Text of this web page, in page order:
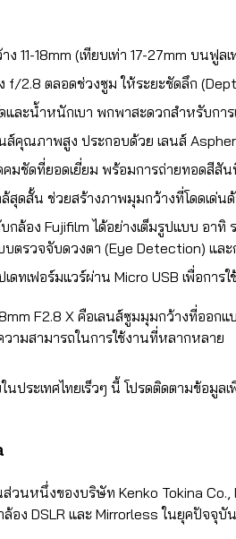
ง 11-18mm (เทียบเท่า 17-27mm บน
f/2.8 ตลอดช่วงซูม ให้ระยะชัดลึก
และน้ำหนักเบา พกพาสะดวกสำหรับกา
นส์คุณภาพสูง ประกอบด้วย เลนส์
คมชัดที่ยอดเยี่ยม พร้อมการถ่ายทอดสีสั
ล้สุดสั้น ช่วยสร้างภาพมุมกว้างที่โดดเ
กล้อง Fujifilm ได้อย่างเต็มรูปแบบ อา
ตรวจจับดวงตา (Eye Detection) และ
เดทเฟอร์มแวร์ผ่าน Micro USB เพื่อก
F2.8 X คือเลนส์ซูมมุมกว้างที่ออ
วามสามารถในการใช้งานที่หลากหลาย
ประเทศไทยเร็วๆ นี้ โปรดติดตามข้อมูล
ส่วนหนึ่งของบริษัท Kenko Tokina
ง DSLR และ Mirrorless ในยุคปัจจุบัน